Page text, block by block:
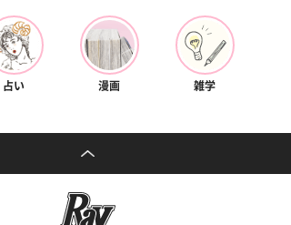
占い 漫画 雑学